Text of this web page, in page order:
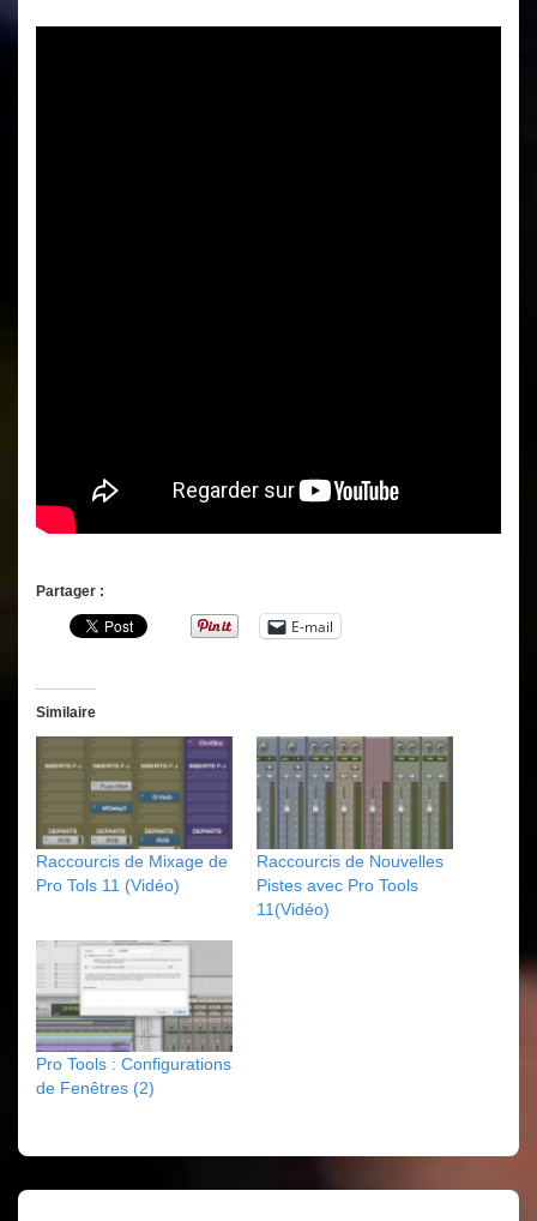
Partager :
E-mail
Similaire
Raccourcis de Mixage de
Pro Tols 11 (Vidéo)
Raccourcis de Nouvelles
Pistes avec Pro Tools
11(Vidéo)
Pro Tools : Configurations
de Fenêtres (2)